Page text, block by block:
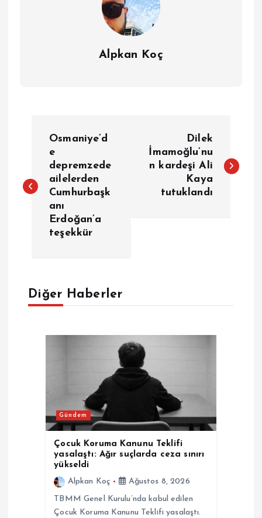
Alpkan Koç
z
z
Osmaniye’d
e
depremzede
ailelerden
Cumhurbaşk
anı
Erdoğan’a
teşekkür
Dilek
İmamoğlu’nu
n kardeşi Ali
Kaya
tutuklandı
Diğer Haberler
Gündem
Çocuk Koruma Kanunu Teklifi
yasalaştı: Ağır suçlarda ceza sınırı
yükseldi
Alpkan Koç
Ağustos 8, 2026
TBMM Genel Kurulu’nda kabul edilen
Çocuk Koruma Kanunu Teklifi yasalaştı.